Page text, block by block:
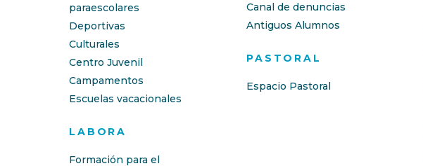
paraescolares
Deportivas
Culturales
Centro Juvenil
Campamentos
Escuelas vacacionales
LABORA
Formación para el
Canal de denuncias
Antiguos Alumnos
PASTORAL
Espacio Pastoral